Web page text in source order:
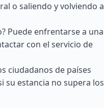
o saliendo y volviendo a
Puede enfrentarse a una
con el servicio de
ciudadanos de países
su estancia no supera los